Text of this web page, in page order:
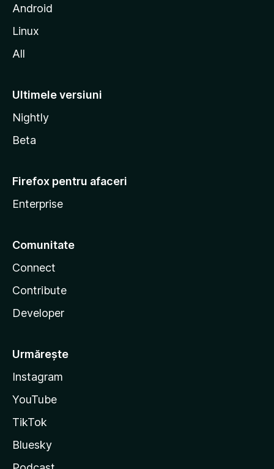
lAndroid
Linux
All
Ultimele versiuni
Nightly
Beta
Firefox pentru afaceri
Enterprise
Comunitate
Connect
Contribute
Developer
Urmărește
Instagram
YouTube
TikTok
Bluesky